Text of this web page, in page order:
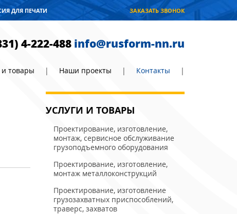
ДЛЯ ПЕЧАТИ ЗАКАЗАТЬ ЗВОНОК
4-222-488 info@rusform-nn.ru
и товары | Наши проекты | Контакты |
УСЛУГИ И ТОВАРЫ
Проектирование, изготовление,
монтаж, сервисное обслуживание
грузоподъемного оборудования
Проектирование, изготовление,
монтаж металлоконструкций
Проектирование, изготовление
грузозахватных приспособлений,
траверс, захватов